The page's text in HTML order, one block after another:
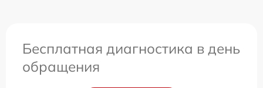
Бесплатная диагностика в день
обращения